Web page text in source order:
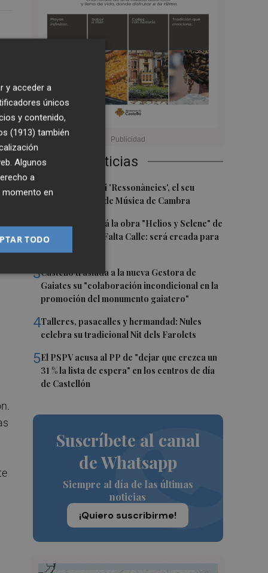
Últimas Noticias
1 Culla estrena hui 'Ressonàncies', el seu
primer Festival de Música de Cambra
2Castelló acogerá la obra "Helios y Selene" de
la compañía Te Falta Calle: será creada para
el eclipse
3Castelló traslada a la nueva Gestora de
Gaiates su "colaboración incondicional en la
promoción del monumento gaiatero"
4Talleres, pasacalles y hermandad: Nules
celebra su tradicional Nit dels Farolets
5El PSPV acusa al PP de "dejar que crezca un
31 % la lista de espera" en los centros de día
de Castellón
Suscríbete al canal
de Whatsapp
Siempre al día de las últimas
noticias
¡Quiero suscribirme!
y acceder a
únicos
y contenido,
(1913) también
Algunos
a
momento en
TODO